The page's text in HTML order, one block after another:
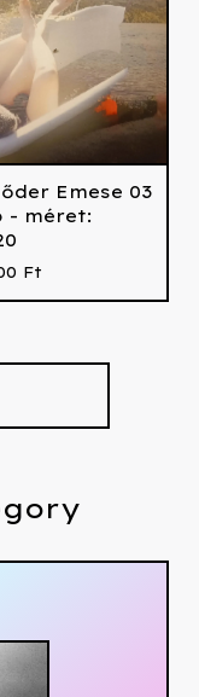
Emese 03
- méret:
Ft